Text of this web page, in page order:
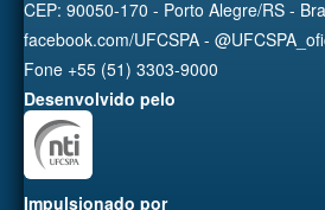
CEP: 90050-170 - Porto Alegre/RS -
facebook.com/UFCSPA -
Fone +55 (51) 3303-9000
Desenvolvido pelo
Impulsionado por